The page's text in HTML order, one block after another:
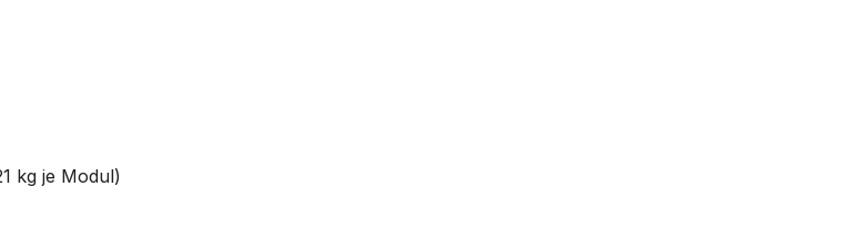
kg je Modul)